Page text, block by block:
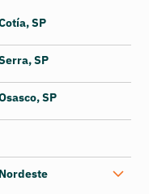
SP
SP
SP
Nordeste